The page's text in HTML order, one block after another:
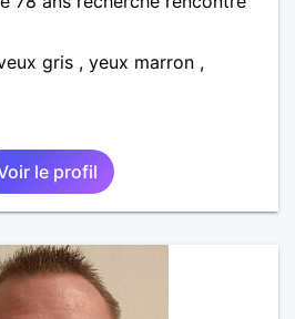
gris , yeux marron ,
le profil